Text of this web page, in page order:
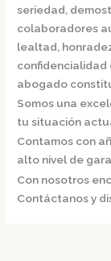
seriedad,
colaboradores
lealtad,
confidencialidad
abogado
Somos una
tu situación
Contamos con
alto nivel de
Con nosotros
Contáctanos y